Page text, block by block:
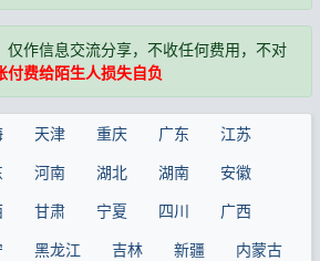
仅作信息交流分享，不收任何费用，不对
付费给陌生人损失自负
天津 重庆 广东
江苏
河南 湖北 湖南
安徽
甘肃 宁夏 四川
广西
黑龙江 吉林 新疆
内蒙古